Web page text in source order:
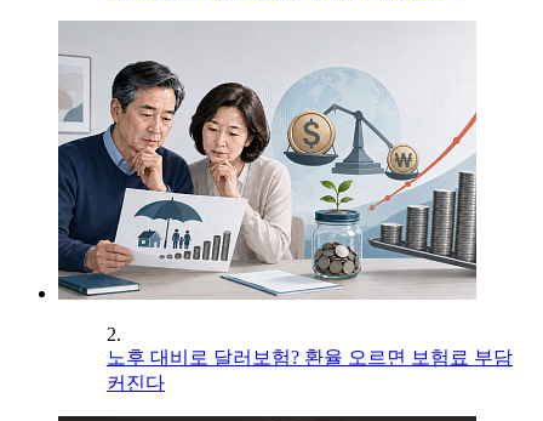
2.
노후 대비로 달러보험? 환율 오르면 보험료 부담
커진다